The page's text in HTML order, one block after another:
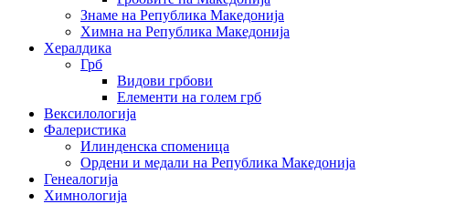
Знаме на Република Македонија
Химна на Република Македонија
Хералдика
Грб
Видови грбови
Елементи на голем грб
Вексилологија
Фалеристика
Илинденска споменица
Ордени и медали на Република Македонија
Генеалогија
Химнологија